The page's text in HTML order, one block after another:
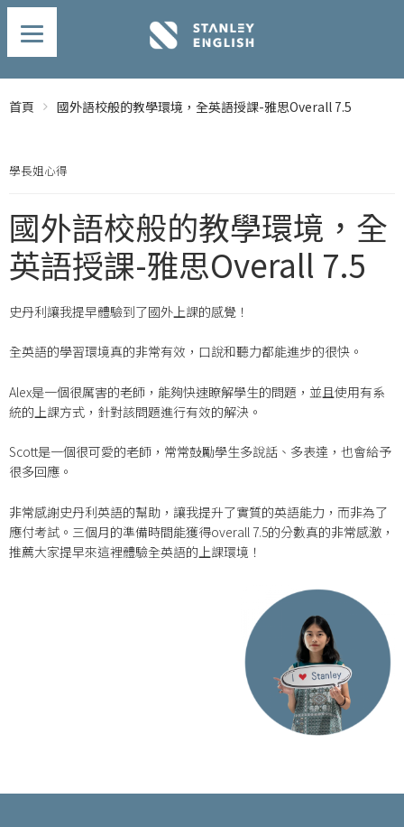
首頁 國外語校般的教學環境，全英語授課-雅思Overall 7.5
學長姐心得
國外語校般的教學環境，全
英語授課-雅思Overall 7.5
史丹利讓我提早體驗到了國外上課的感覺！
全英語的學習環境真的非常有效，口說和聽力都能進步的很快。
Alex是一個很厲害的老師，能夠快速瞭解學生的問題，並且使用有系
統的上課方式，針對該問題進行有效的解決。
Scott是一個很可愛的老師，常常鼓勵學生多說話、多表達，也會給予
很多回應。
非常感謝史丹利英語的幫助，讓我提升了實質的英語能力，而非為了
應付考試。三個月的準備時間能獲得overall 7.5的分數真的非常感激，
推薦大家提早來這裡體驗全英語的上課環境！